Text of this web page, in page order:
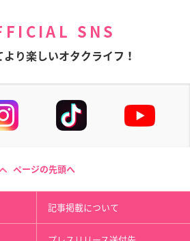
SNS
より楽しいオタクライフ！
ページの先頭へ
記事掲載について